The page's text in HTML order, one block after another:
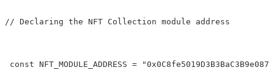
// Declaring the NFT Collection module address
const NFT_MODULE_ADDRESS =